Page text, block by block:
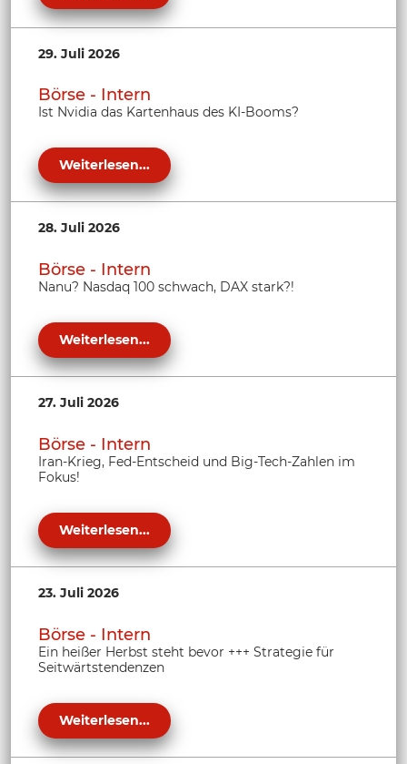
29. Juli 2026
Börse - Intern
Ist Nvidia das Kartenhaus des KI-Booms?
Weiterlesen...
28. Juli 2026
Börse - Intern
Nanu? Nasdaq 100 schwach, DAX stark?!
Weiterlesen...
27. Juli 2026
Börse - Intern
Iran-Krieg, Fed-Entscheid und Big-Tech-Zahlen im
Fokus!
Weiterlesen...
23. Juli 2026
Börse - Intern
Ein heißer Herbst steht bevor +++ Strategie für
Seitwärtstendenzen
Weiterlesen...